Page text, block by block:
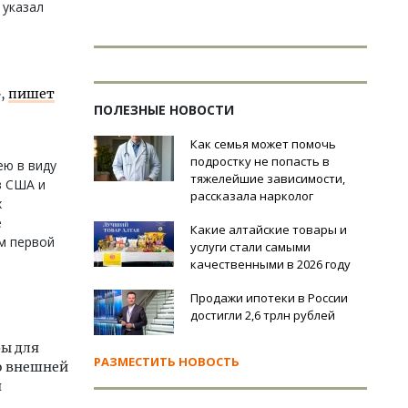
пишет
в виду
США и
первой
для
внешней
ПОЛЕЗНЫЕ НОВОСТИ
Как семья может помочь
подростку не попасть в
тяжелейшие зависимости,
рассказала нарколог
Какие алтайские товары и
услуги стали самыми
качественными в 2026 году
Продажи ипотеки в России
достигли 2,6 трлн рублей
РАЗМЕСТИТЬ НОВОСТЬ